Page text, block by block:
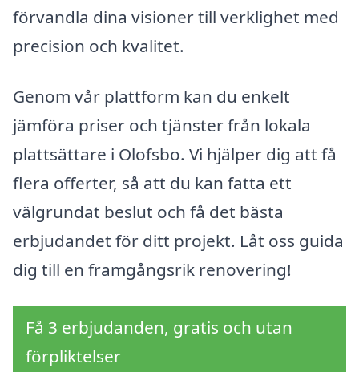
förvandla dina visioner till verklighet med
precision och kvalitet.
Genom vår plattform kan du enkelt
jämföra priser och tjänster från lokala
plattsättare i Olofsbo. Vi hjälper dig att få
flera offerter, så att du kan fatta ett
välgrundat beslut och få det bästa
erbjudandet för ditt projekt. Låt oss guida
dig till en framgångsrik renovering!
Få 3 erbjudanden, gratis och utan
förpliktelser